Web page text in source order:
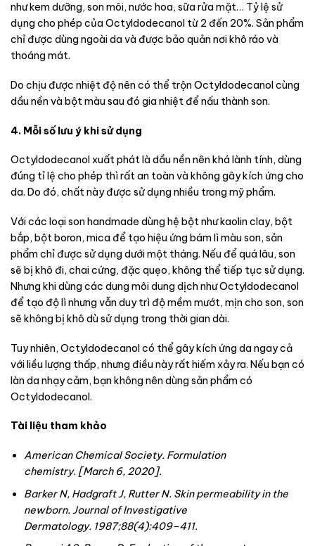
như kem dưỡng, son môi, nước hoa, sữa rửa mặt… Tỷ lệ sử
dụng cho phép của Octyldodecanol từ 2 đến 20%. Sản phẩm
chỉ được dùng ngoài da và được bảo quản nơi khô ráo và
thoáng mát.
Do chịu được nhiệt độ nên có thể trộn Octyldodecanol cùng
dầu nền và bột màu sau đó gia nhiệt để nấu thành son.
4. Mỗi số lưu ý khi sử dụng
Octyldodecanol xuất phát là dầu nền nên khá lành tính, dùng
đúng tỉ lệ cho phép thì rất an toàn và không gây kích ứng cho
da. Do đó, chất này được sử dụng nhiều trong mỹ phẩm.
Với các loại son handmade dùng hệ bột như kaolin clay, bột
bắp, bột boron, mica để tạo hiệu ứng bám lì màu son, sản
phẩm chỉ được sử dụng dưới một tháng. Nếu để quá lâu, son
sẽ bị khô đi, chai cứng, đặc quẹo, không thể tiếp tục sử dụng.
Nhưng khi dùng các dung môi dung dịch như Octyldodecanol
để tạo độ lì nhưng vẫn duy trì độ mềm mướt, mịn cho son, son
sẽ không bị khô dù sử dụng trong thời gian dài.
Tuy nhiên, Octyldodecanol có thể gây kích ứng da ngay cả
với liều lượng thấp, nhưng điều này rất hiếm xảy ra. Nếu bạn có
làn da nhạy cảm, bạn không nên dùng sản phẩm có
Octyldodecanol.
Tài liệu tham khảo
American Chemical Society. Formulation
chemistry. [March 6, 2020].
Barker N, Hadgraft J, Rutter N. Skin permeability in the
newborn. Journal of Investigative
Dermatology. 1987;88(4):409–411.